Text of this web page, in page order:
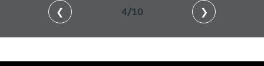
❮ 4/10 ❯